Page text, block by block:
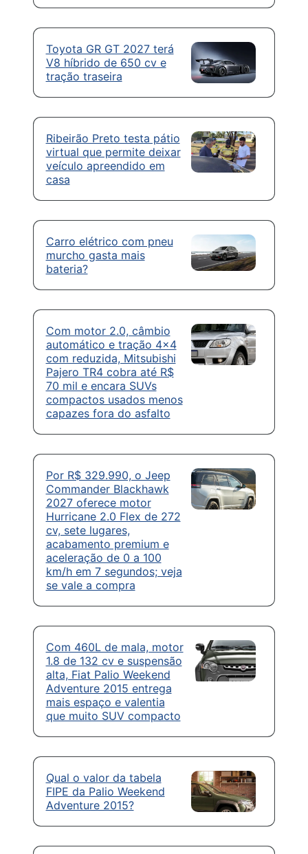
Toyota GR GT 2027 terá
V8 híbrido de 650 cv e
tração traseira
Ribeirão Preto testa pátio
virtual que permite deixar
veículo apreendido em
casa
Carro elétrico com pneu
murcho gasta mais
bateria?
Com motor 2.0, câmbio
automático e tração 4×4
com reduzida, Mitsubishi
Pajero TR4 cobra até R$
70 mil e encara SUVs
compactos usados menos
capazes fora do asfalto
Por R$ 329.990, o Jeep
Commander Blackhawk
2027 oferece motor
Hurricane 2.0 Flex de 272
cv, sete lugares,
acabamento premium e
aceleração de 0 a 100
km/h em 7 segundos; veja
se vale a compra
Com 460L de mala, motor
1.8 de 132 cv e suspensão
alta, Fiat Palio Weekend
Adventure 2015 entrega
mais espaço e valentia
que muito SUV compacto
Qual o valor da tabela
FIPE da Palio Weekend
Adventure 2015?